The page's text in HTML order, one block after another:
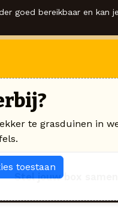
goed bereikbaar en kan
Stel jouw box samen
te grasduinen in
toestaan